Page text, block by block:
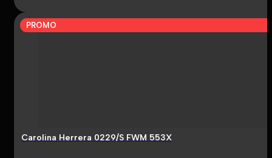
PROMO
Carolina Herrera 0229/S FWM 553X